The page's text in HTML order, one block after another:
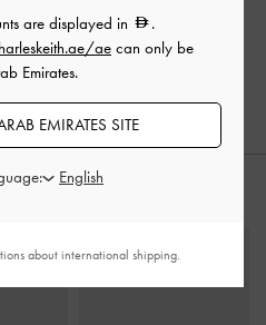
أسود
475.00
are displayed in
.
ae can only be
Emirates.
EMIRATES SITE
about international shipping.